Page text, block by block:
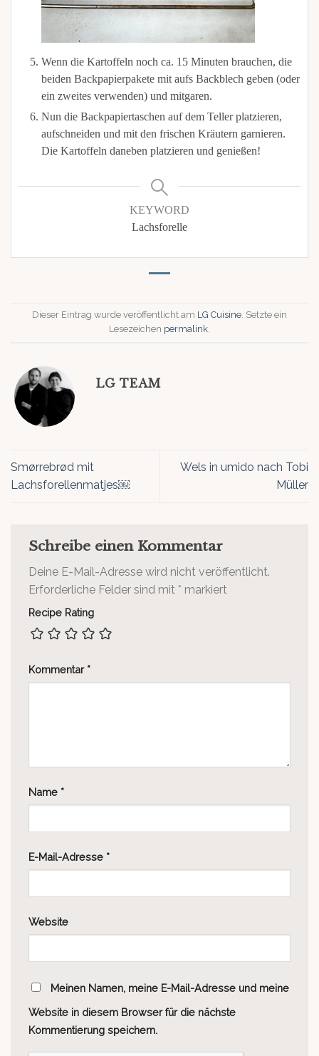
Wenn die Kartoffeln noch ca. 15 Minuten brauchen, die
beiden Backpapierpakete mit aufs Backblech geben (oder
ein zweites verwenden) und mitgaren.
Nun die Backpapiertaschen auf dem Teller platzieren,
aufschneiden und mit den frischen Kräutern garnieren.
Die Kartoffeln daneben platzieren und genießen!
KEYWORD
Lachsforelle
Dieser Eintrag wurde veröffentlicht am LG Cuisine . Setzte ein
Lesezeichen permalink
LG TEAM
Smørrebrød mit
Lachsforellenmatjes￼
Wels in umido nach Tobi
Müller
Schreibe einen Kommentar
Deine E-Mail-Adresse wird nicht veröffentlicht.
Erforderliche Felder sind mit * markiert
Recipe Rating
Kommentar *
Name *
E-Mail-Adresse *
Website
Meinen Namen, meine E-Mail-Adresse und meine
Website in diesem Browser für die nächste
Kommentierung speichern.